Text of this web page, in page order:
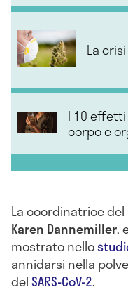
La
I 10
corpo e
La coordinatrice
Karen Dannemiller,
mostrato nello
annidarsi nella
delSARS-CoV-2.